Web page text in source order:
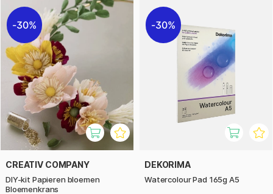
30%
CREATIV COMPANY
DIY-kit Papieren bloemen
Bloemenkrans
30%
DEKORIMA
Watercolour Pad 165g A5